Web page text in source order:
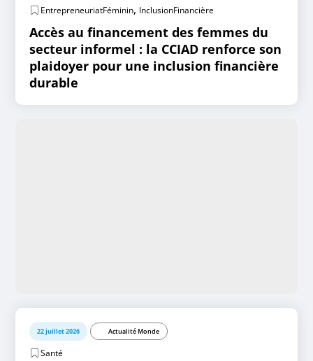
EntrepreneuriatFéminin, InclusionFinancière
Accès au financement des femmes du
secteur informel : la CCIAD renforce son
plaidoyer pour une inclusion financière
durable
22 juillet 2026 Actualité Monde
Santé